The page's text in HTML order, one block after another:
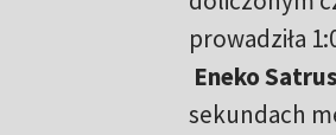
prowadziła
Eneko
sekundach